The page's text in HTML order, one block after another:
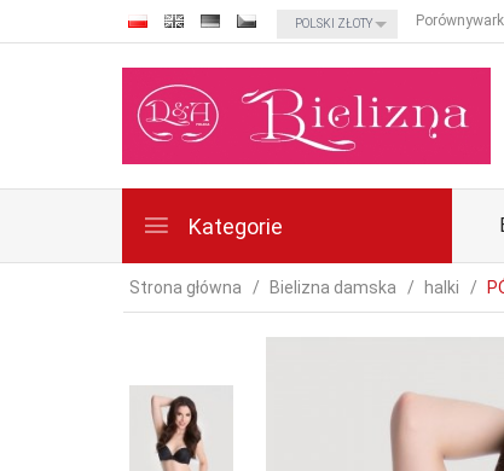
currency_h
POLSKI ZŁOTY
Kategorie
Strona główna Bielizna damska halki